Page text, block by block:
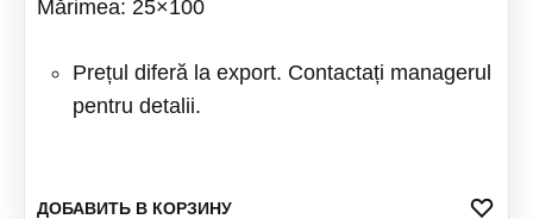
Mărimea: 25×100
Prețul diferă la export. Contactați managerul
pentru detalii.
ДОБАВИТЬ В КОРЗИНУ